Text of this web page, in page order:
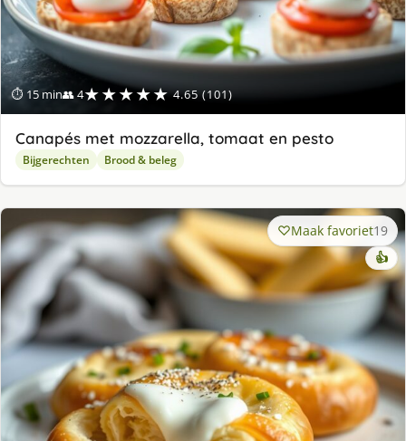
⏱ 15 min👥 4★★★★★ 4.65 (101)
Canapés met mozzarella, tomaat en pesto
Bijgerechten Brood & beleg
Maak favoriet19
👍